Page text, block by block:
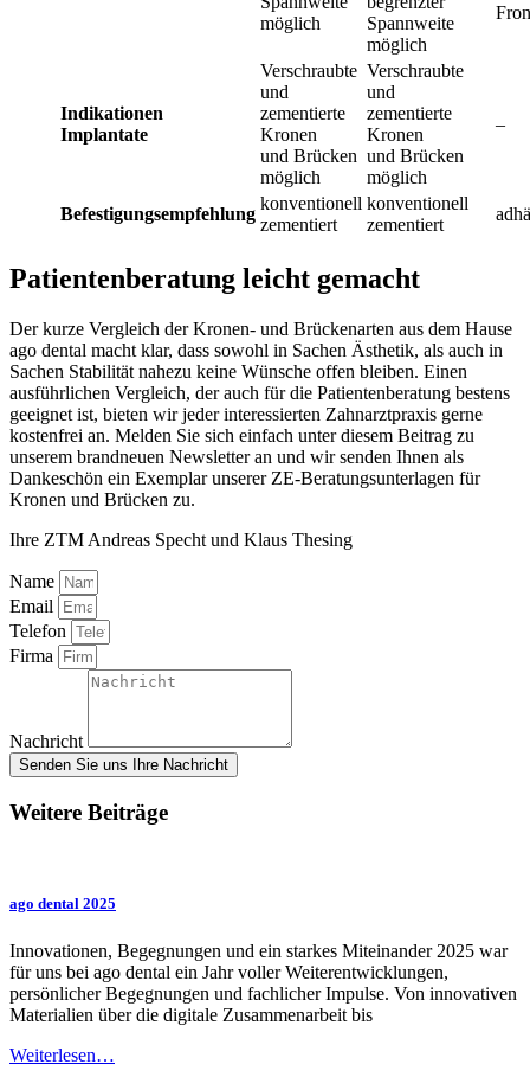
möglich
Spannweite
möglich
Indikationen
Implantate
Verschraubte
und
zementierte
Kronen
und Brücken
möglich
Verschraubte
und
zementierte
Kronen
und Brücken
möglich
–
Befestigungsempfehlung
konventionell
zementiert
konventionell
zementiert
Patientenberatung leicht gemacht
Der kurze Vergleich der Kronen- und Brückenarten aus dem Hause
ago dental macht klar, dass sowohl in Sachen Ästhetik, als auch in
Sachen Stabilität nahezu keine Wünsche offen bleiben. Einen
ausführlichen Vergleich, der auch für die Patientenberatung bestens
geeignet ist, bieten wir jeder interessierten Zahnarztpraxis gerne
kostenfrei an. Melden Sie sich einfach unter diesem Beitrag zu
unserem brandneuen Newsletter an und wir senden Ihnen als
Dankeschön ein Exemplar unserer ZE-Beratungsunterlagen für
Kronen und Brücken zu.
Ihre ZTM Andreas Specht und Klaus Thesing
Name
Email
Telefon
Firma
Nachricht
Senden Sie uns Ihre Nachricht
Weitere Beiträge
ago dental 2025
Innovationen, Begegnungen und ein starkes Miteinander 2025 war
für uns bei ago dental ein Jahr voller Weiterentwicklungen,
persönlicher Begegnungen und fachlicher Impulse. Von innovativen
Materialien über die digitale Zusammenarbeit bis
Weiterlesen…